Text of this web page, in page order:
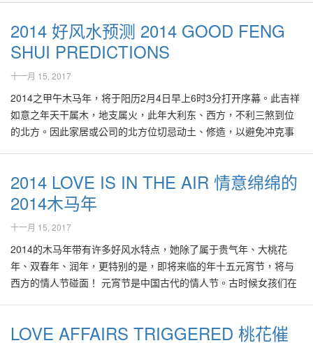
坛暨汉文化区域风水文化联合申遗研讨会并发表论文。2013年在上
海长叁角易学高峰论坛获颁国际大奖，以褒扬其十馀年来在世界各
地推广易学与风水文化，以及提倡世界和平之努力。
除了阳历11月份的些许负面事故，由于日柱与时柱互相生和，意谓
着接下来将是柳暗花明又一村的好景！ 进入下半年时，由于金、水
气逐渐增长，必须避免在家居或公司里的西北、西、西南等方位进
行装修或改建，以免触动凶气并带来一连串的负面效应。也可在家
居的北方，择吉日放置动水摆设以催动吉气。 好风水祝愿大家在接
下来的日子里都平安、幸福、吉祥、美满！
医疗中心、安老院、残疾人士看顾中心、货仓等。 但一些不讳忌者
的投资者，或因为其价格比市价便宜，把凶宅买下后，在考虑到往
后的买家可能会有所避忌，可以考虑把整间房屋刷上清新又亮丽的
漆料，避免在室内漆上过多的黑色、灰色、黄色、红色等，能把凶
气驱散或降低。有地的凶宅，如排屋、半独立或独立式豪宅等，可
以考虑在装修时，打开一些屋顶上的瓦片，以让阳光由屋顶照射到
室内几天。又或者可以把大门以及卧房的门换掉，也可以把凶气去
层，再重新设计建造，此举必能把凶气彻底去除。 在空地建筑自己
梦寐以求的屋子时，由设计到动工建造时，最好能够借此机会，征
询有经验又有口碑的风水老师，帮助设计好风水房屋，在居住多年
后，其增值潜能也能够升得更高！ All Rights Reserved by Master
Kenny Hoo & GOOD FENG SHUI Geomantic Research
fengshui/fengshui-ed-buildings-in-shenzhen-
V形内凹，无法聚吉气 笔者发现，该商业高楼有设计上的先天缺
陷！这是由于该楼由第4、5层楼开始，直到30余层呈现V形、内凹
的形状，此为一大缺角，导致整栋大楼无法累聚吉气。笔者在某夜
抽空进入此大厦，察觉1楼到3楼的商店大多数已结业，剩下的只是
几间游戏机场以及生意一般的快餐厅。在夜深人静时，到来此高楼
“脏”的年轻人，混进了该夜店。 当笔者进入阴暗不堪，犹如魔域的
夜店，马上嗅到浑重的烟味与酒味，加上T字形舞台上，与超级摇滚
或重金属的音乐一起呐喊着，可能连那位终日不见天日的摇滚表演
者（非歌手）也不知其意的“魔音歌曲”。台上与台下的青年男女皆大
力摇头摆身、饮酒作乐，众人仿入人间仙境。但映入笔者眼里的，
仿佛是地狱般的景象！由于笔者的鼻子与肺部过于敏感，在那里只
能短暂地逗留几分钟，便被熏得极为难受的呼吸系统催促下而匆匆
条都拥有最少3条车道，因此交通灯、高挂监控相机的高柱等，在此
般的刀尖剌向外面，必定能把战斗信心满满的赌客，搞到有如万箭
穿心般而溃不成军！这样以来赌场便可以大杀八方，财源广进！ 更
令大马人津津乐道的云顶赌场，也一样充满了无数风水传奇典故！
有传说云顶山头是个老虎地，适合建立赌场，必定赚大钱。 坐落在
海拔2000余米高的云顶赌场，游客们可以开车直驱到达山顶，或者
来到半山腰，乘坐长达途径3.2公里，号称世界最快、东南亚最长的
缆车上山。在上山途中可以见到许多蕉树，寓意“招”财进宝，（也有
增强景观而已，其目的可能是抵消那些来势汹汹、一心想要发大财
之赌客的豪气！ 果笔者在此不提，许多常常光顾云顶赌场的人，也
许从没察觉此事：当大家步向云顶赌场，途经酒店大堂时，大堂上
无数的水晶吊灯都是形如尖锐的钉柱，刺向每一位客人的头顶！客
人在酒店登记后，准备乘搭电梯上酒店房前，应该会察觉到电梯外
的指示牌而有所纳闷。这是因为电梯外、偌大的指示牌，竟然展示1
楼通往14 楼，或14楼到24楼等号码！这些都是普遍上被认为不吉
博的赢面大打折扣！ 经常上云顶游玩的人，应该发觉在那儿常年都
佣人不可接近它以免造成风水阵的破坏！ 然而在进入2013年的4月
份开始，小张的事业开始面对接二连三的不如意以及破财之事。不
院，劳民伤财！虽然经过他个人曾经学习到的风水知识，反复勘查
之下，都没有发现任何风水上的不妥之处。 小张在经过好友的辗转
介绍下，联络上了笔者，并与笔者约了在两日后登门造访。 在当天
的中午时分，笔者单枪匹马抵达小张才入住了3年余的双层排楼。笔
屋子后部接近厨房的一角，放置了一个约3尺乘3尺的水池。流水声
充满了全屋，想必在夜晚时分，该水声应该容易扰人清梦。 的确，
卧房落在一楼后部、小张的母亲告诉笔者，自从该水池在一年前被
放置入屋后，24小时流动的水声，导致她即夜夜难以熟睡，因此终
日精神散漫，健康每况愈下！ 当笔者测量该水池方位时，发觉水池
是坐落在宅内的西南坤卦位置。 小张告诉笔者：“我在风水课程里学
到，在风水八运，即2004甲申年到2023癸卯年间，艮坤为当旺之
顺利，因此我一直以来都没有让这个水池停歇，以免断了财气！就
2014 好风水预测 2014 GOOD FENG
SHUI PREDICTIONS
十一月 15, 2017
2014之甲午木马年，将于阳历2月4日早上6时3分打开序幕。此吉祥
如意之年天干属木，地支属火，此年大利东、西方，不利三煞到位
的北方。因此家居或公司的北方位切忌动土、修造，以避免冲克事
区一雨成灾。地震、土崩事故亦将时有所闻，因此无论居家或出外
旅游前，必须做好预防措施。 2014年里五行属木之四绿星尅制八运
中宫的五黄土星；再加上流年八字木、火元素过旺，导致过燥之土
气被克制，好风水因此预测有关土地、房产等相关行业将面对一两
串的挑战。 2014年为大桃花年，将有无数人排队结婚、新居入伙、
生小孩等喜庆事。因此婚纱店、摄影、酒楼、医院、妇产科、儿科
医生、装修、油漆的生意或行业将接应不暇，普罗大众也在此年里
于流年四绿星尅制八运中宫之五黄星，加上二黑星飞落东方震位，
2014 LOVE IS IN THE AIR 情意绵绵的
2014木马年
十一月 15, 2017
2014的木马年带有许多好风水特点，她除了属于贵气年、大桃花
年、双春年、润年，更特别的是，即将来临的年十五元宵节，将与
西方的情人节碰面！ 元宵节是中国古代的情人节。古时候女孩们在
九月，让2014 的马年拥有384天，带有“长长久久”的吉祥寓意，是
LOVE AFFAIRS TRIGGERED 桃花催